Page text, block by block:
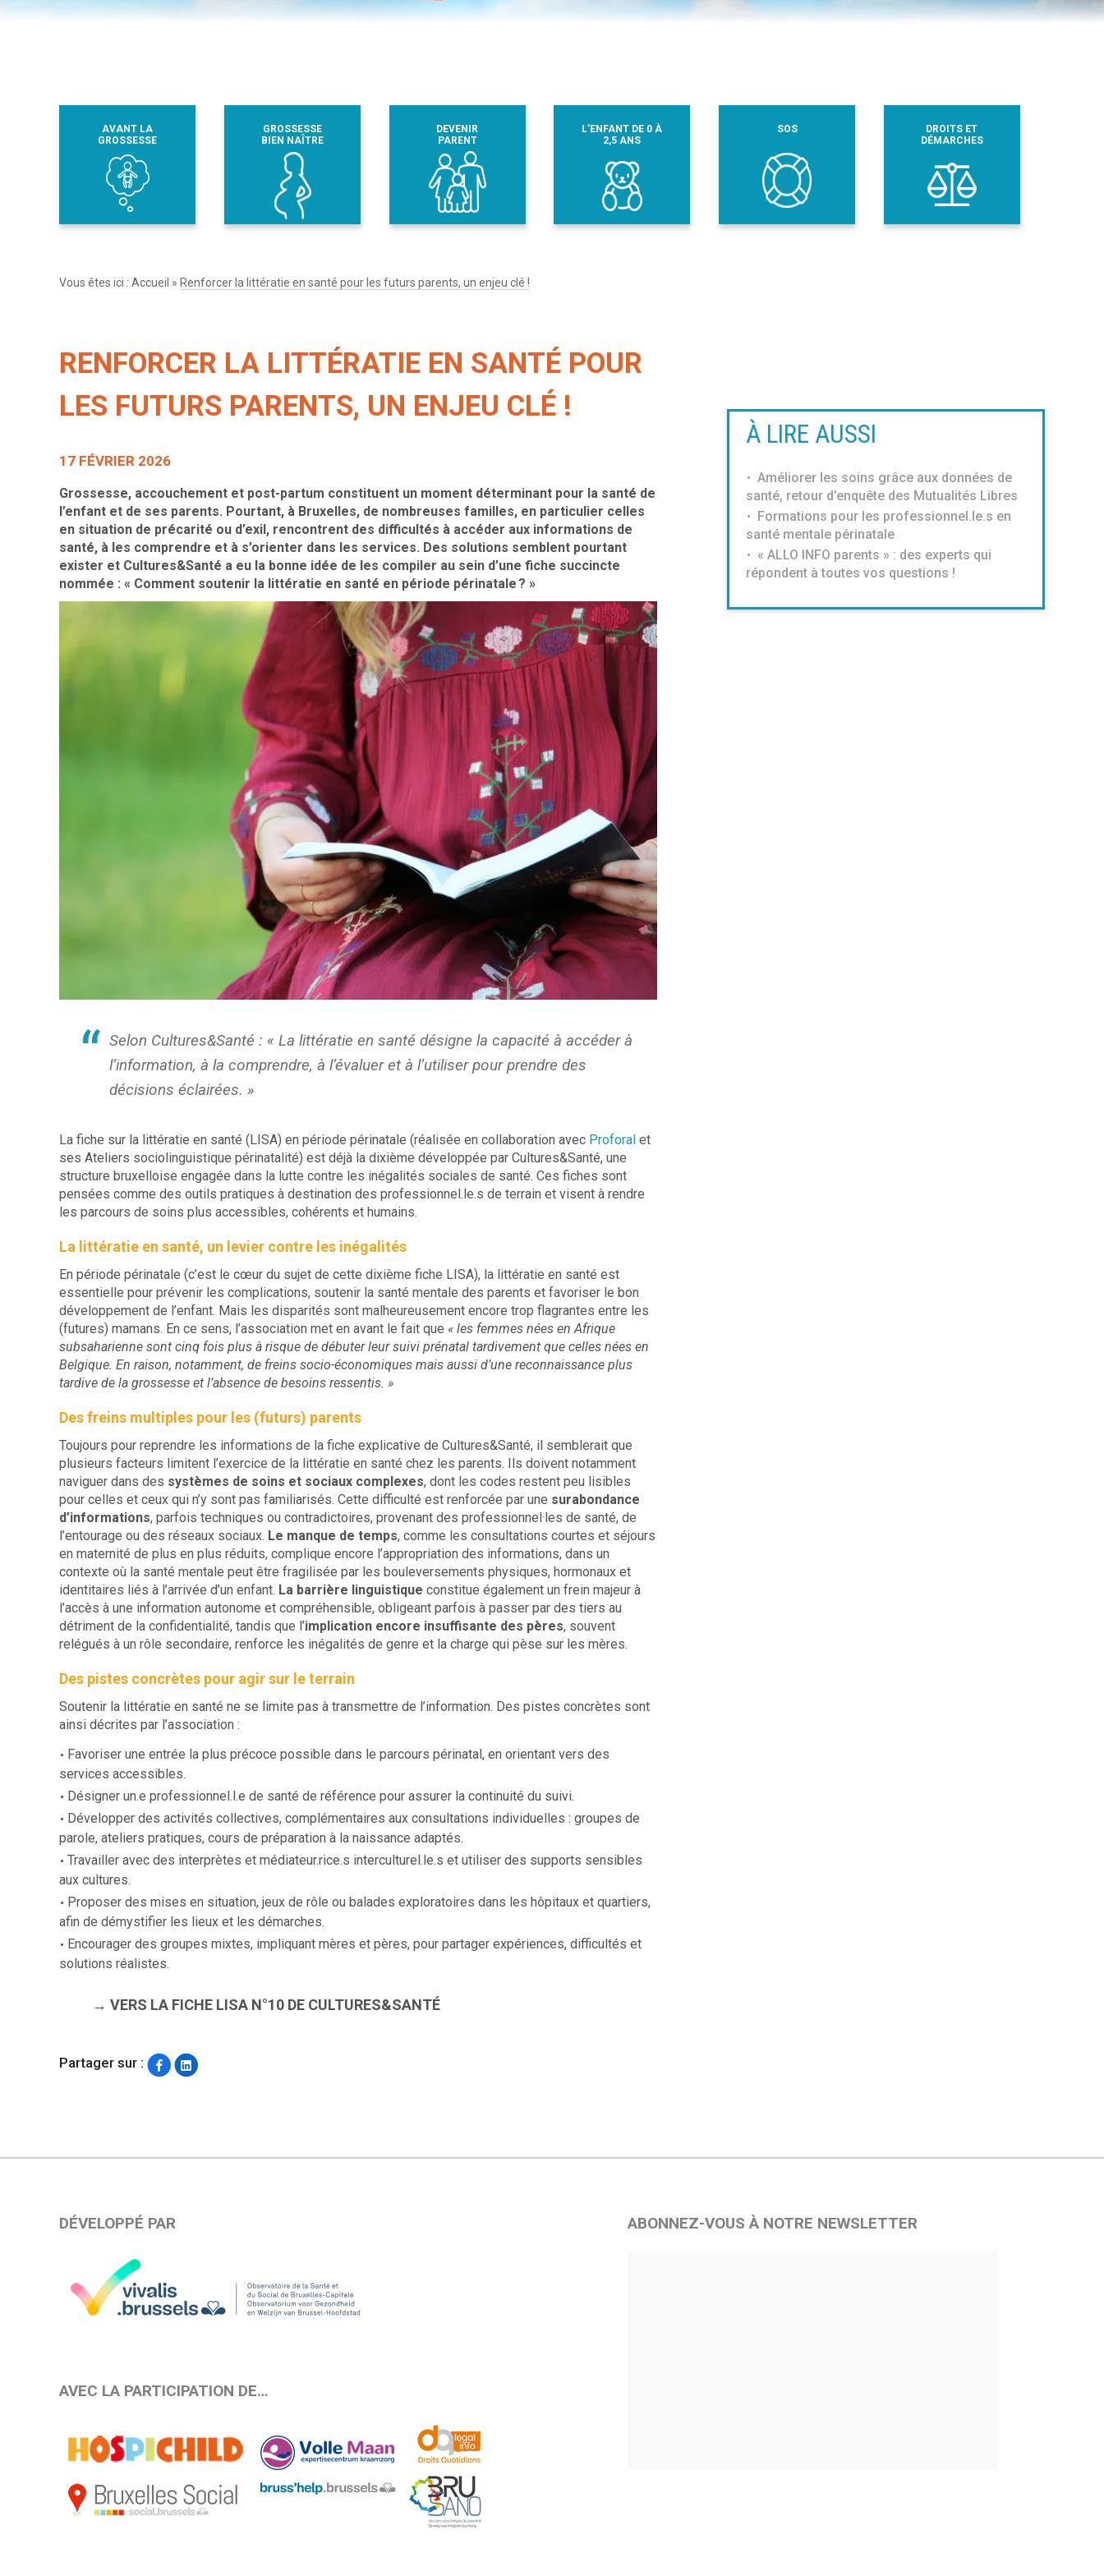
AVANT LA
GROSSESSE
GROSSESSE
BIEN NAÎTRE
DEVENIR
PARENT
L’ENFANT DE 0 À
2,5 ANS
SOS
DROITS ET
DÉMARCHES
Vous êtes ici : Accueil » Renforcer la littératie en santé pour les futurs parents, un enjeu clé !
RENFORCER LA LITTÉRATIE EN SANTÉ POUR
LES FUTURS PARENTS, UN ENJEU CLÉ !
17 FÉVRIER 2026
Grossesse, accouchement et post-partum constituent un moment déterminant pour la santé de
l’enfant et de ses parents. Pourtant, à Bruxelles, de nombreuses familles, en particulier celles
en situation de précarité ou d’exil, rencontrent des difficultés à accéder aux informations de
santé, à les comprendre et à s’orienter dans les services. Des solutions semblent pourtant
exister et Cultures&Santé a eu la bonne idée de les compiler au sein d’une fiche succincte
nommée : « Comment soutenir la littératie en santé en période périnatale ? »
Selon Cultures&Santé : « La littératie en santé désigne la capacité à accéder à
l’information, à la comprendre, à l’évaluer et à l’utiliser pour prendre des
décisions éclairées. »
La fiche sur la littératie en santé (LISA) en période périnatale (réalisée en collaboration avec Proforal et
ses Ateliers sociolinguistique périnatalité) est déjà la dixième développée par Cultures&Santé, une
structure bruxelloise engagée dans la lutte contre les inégalités sociales de santé. Ces fiches sont
pensées comme des outils pratiques à destination des professionnel.le.s de terrain et visent à rendre
les parcours de soins plus accessibles, cohérents et humains.
La littératie en santé, un levier contre les inégalités
En période périnatale (c’est le cœur du sujet de cette dixième fiche LISA), la littératie en santé est
essentielle pour prévenir les complications, soutenir la santé mentale des parents et favoriser le bon
développement de l’enfant. Mais les disparités sont malheureusement encore trop flagrantes entre les
(futures) mamans. En ce sens, l’association met en avant le fait que « les femmes nées en Afrique
subsaharienne sont cinq fois plus à risque de débuter leur suivi prénatal tardivement que celles nées en
Belgique. En raison, notamment, de freins socio-économiques mais aussi d’une reconnaissance plus
tardive de la grossesse et l’absence de besoins ressentis. »
Des freins multiples pour les (futurs) parents
Toujours pour reprendre les informations de la fiche explicative de Cultures&Santé, il semblerait que
plusieurs facteurs limitent l’exercice de la littératie en santé chez les parents. Ils doivent notamment
naviguer dans des systèmes de soins et sociaux complexes, dont les codes restent peu lisibles
pour celles et ceux qui n’y sont pas familiarisés. Cette difficulté est renforcée par une surabondance
d’informations, parfois techniques ou contradictoires, provenant des professionnel·les de santé, de
l’entourage ou des réseaux sociaux. Le manque de temps, comme les consultations courtes et séjours
en maternité de plus en plus réduits, complique encore l’appropriation des informations, dans un
contexte où la santé mentale peut être fragilisée par les bouleversements physiques, hormonaux et
identitaires liés à l’arrivée d’un enfant. La barrière linguistique constitue également un frein majeur à
l’accès à une information autonome et compréhensible, obligeant parfois à passer par des tiers au
détriment de la confidentialité, tandis que l’implication encore insuffisante des pères, souvent
relégués à un rôle secondaire, renforce les inégalités de genre et la charge qui pèse sur les mères.
Des pistes concrètes pour agir sur le terrain
Soutenir la littératie en santé ne se limite pas à transmettre de l’information. Des pistes concrètes sont
ainsi décrites par l’association :
Favoriser une entrée la plus précoce possible dans le parcours périnatal, en orientant vers des
services accessibles.
Désigner un.e professionnel.l.e de santé de référence pour assurer la continuité du suivi.
Développer des activités collectives, complémentaires aux consultations individuelles : groupes de
parole, ateliers pratiques, cours de préparation à la naissance adaptés.
Travailler avec des interprètes et médiateur.rice.s interculturel.le.s et utiliser des supports sensibles
aux cultures.
Proposer des mises en situation, jeux de rôle ou balades exploratoires dans les hôpitaux et quartiers,
afin de démystifier les lieux et les démarches.
Encourager des groupes mixtes, impliquant mères et pères, pour partager expériences, difficultés et
solutions réalistes.
→ VERS LA FICHE LISA N°10 DE CULTURES&SANTÉ
Partager sur :
À LIRE AUSSI
Améliorer les soins grâce aux données de
santé, retour d’enquête des Mutualités Libres
Formations pour les professionnel.le.s en
santé mentale périnatale
« ALLO INFO parents » : des experts qui
répondent à toutes vos questions !
DÉVELOPPÉ PAR
AVEC LA PARTICIPATION DE…
ABONNEZ-VOUS À NOTRE NEWSLETTER